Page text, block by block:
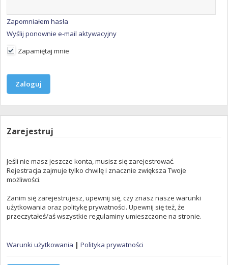
Zapomniałem hasła
Wyślij ponownie e-mail aktywacyjny
Zapamiętaj mnie
Zarejestruj
Jeśli nie masz jeszcze konta, musisz się zarejestrować.
Rejestracja zajmuje tylko chwilę i znacznie zwiększa Twoje
możliwości.
Zanim się zarejestrujesz, upewnij się, czy znasz nasze warunki
użytkowania oraz politykę prywatności. Upewnij się też, że
przeczytałeś/aś wszystkie regulaminy umieszczone na stronie.
Warunki użytkowania | Polityka prywatności